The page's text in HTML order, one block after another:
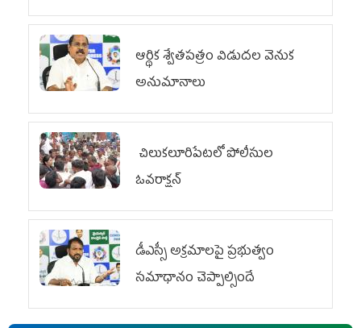
ఆర్థిక శ్వేతపత్రం విడుదల వెనుక
అనుమానాలు
చిలుక‌లూరిపేట‌లో పోలీసుల
ఓవ‌రాక్ష‌న్‌
డీఎస్సీ అక్రమాలపై ప్రభుత్వం
సమాధానం చెప్పాల్సిందే